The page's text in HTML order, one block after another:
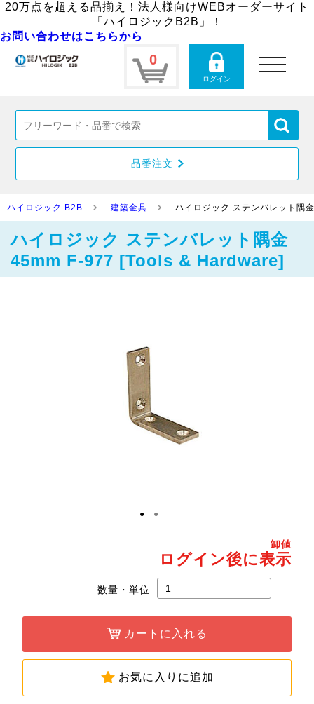
20万点を超える品揃え！法人様向けWEBオーダーサイト
「ハイロジックB2B」！
お問い合わせはこちらから
0
ログイン
toggle
navigation
品番注文
ハイロジック B2B 建築金具 ハイロジック ステンバレット
ハイロジック ステンバレット隅金
45mm F-977 [Tools & Hardware]
● ●
卸値
ログイン後に表示
数量・単位
カートに入れる
お気に入りに追加